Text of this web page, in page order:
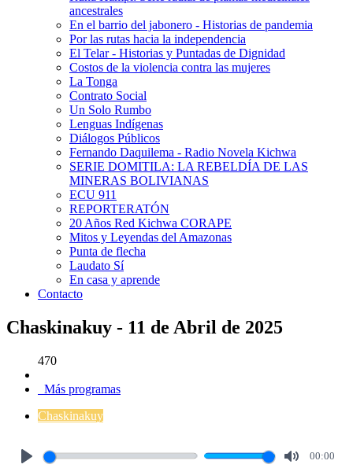
ancestrales
En el barrio del jabonero - Historias de pandemia
Por las rutas hacia la independencia
El Telar - Historias y Puntadas de Dignidad
Costos de la violencia contra las mujeres
La Tonga
Contrato Social
Un Solo Rumbo
Lenguas Indígenas
Diálogos Públicos
Fernando Daquilema - Radio Novela Kichwa
SERIE DOMITILA: LA REBELDÍA DE LAS
MINERAS BOLIVIANAS
ECU 911
REPORTERATÓN
20 Años Red Kichwa CORAPE
Mitos y Leyendas del Amazonas
Punta de flecha
Laudato Sí
En casa y aprende
Contacto
Chaskinakuy - 11 de Abril de 2025
470
Más programas
Chaskinakuy
00:00